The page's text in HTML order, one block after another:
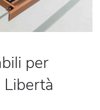
per
Libertà